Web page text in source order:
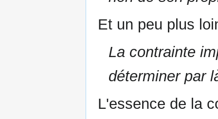
Et un peu plus
La contrainte
déterminer par
L'essence de la